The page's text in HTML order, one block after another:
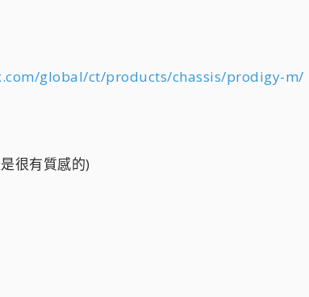
global/ct/products/chassis/prodigy-m/
很有質感的)